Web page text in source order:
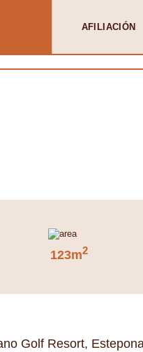
AFILIACIÓN
123m2
Golf Resort,